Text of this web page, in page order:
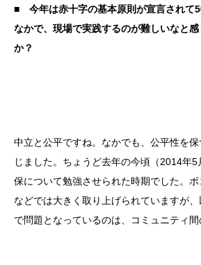
■ 今年は赤十字の基本原則が宣言されて
なかで、現場で実践するのが難しいなと
か？
中立と公平ですね。なかでも、公平性を
じました。ちょうど去年の今頃（2014年
保について勉強させられた時期でした。
などでは大きく取り上げられていますが
で問題となっているのは、コミュニティ間